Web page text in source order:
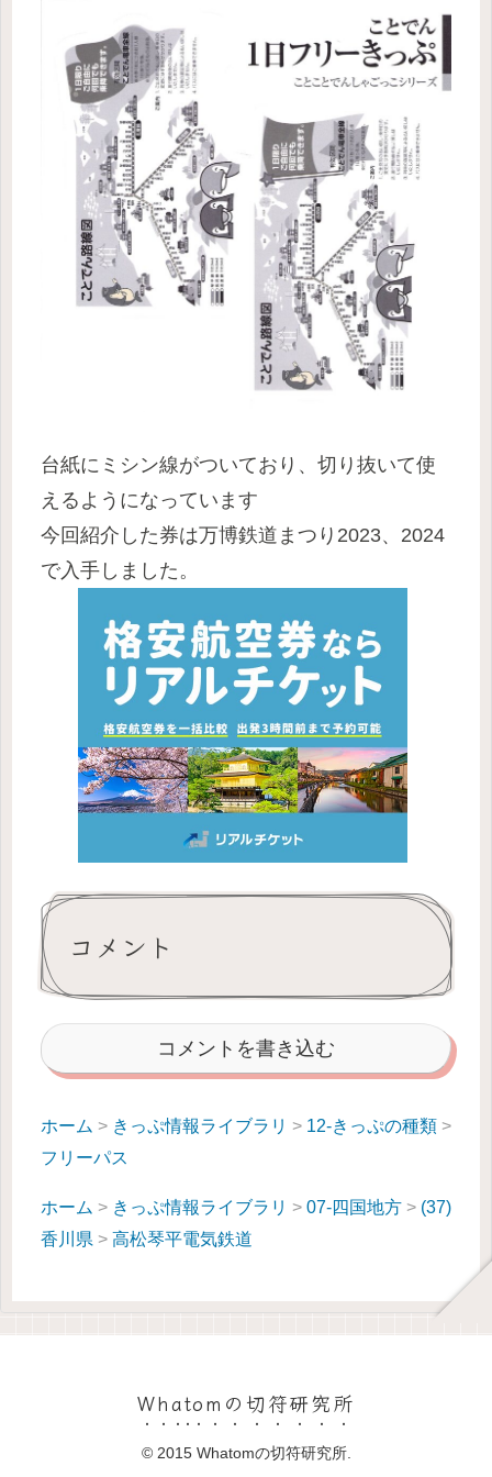
台紙にミシン線がついており、切り抜いて使
えるようになっています
今回紹介した券は万博鉄道まつり2023、2024
で入手しました。
コメント
コメントを書き込む
ホーム > きっぷ情報ライブラリ > 12-きっぷの種類 >
フリーパス
ホーム > きっぷ情報ライブラリ > 07-四国地方 > (37)
香川県 > 高松琴平電気鉄道
Whatomの切符研究所
© 2015 Whatomの切符研究所.